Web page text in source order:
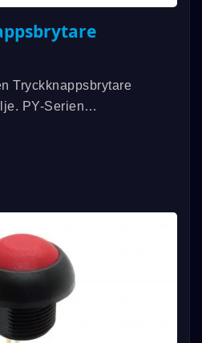
Tryckknappsbrytare
PY-Serien
Tätad Enligt IP67-
En Lång Förväntad